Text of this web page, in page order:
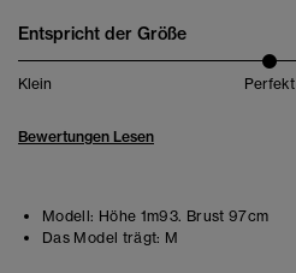
Entspricht der Größe
Klein Perfekt
Bewertungen Lesen
Modell: Höhe 1m93. Brust 97cm
Das Model trägt: M